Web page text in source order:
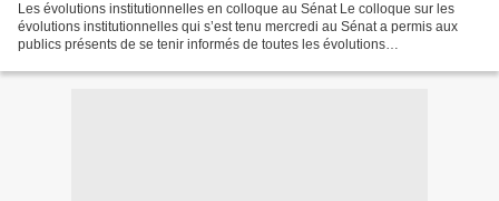
Les évolutions institutionnelles en colloque au Sénat Le colloque sur les
évolutions institutionnelles qui s’est tenu mercredi au Sénat a permis aux
publics présents de se tenir informés de toutes les évolutions